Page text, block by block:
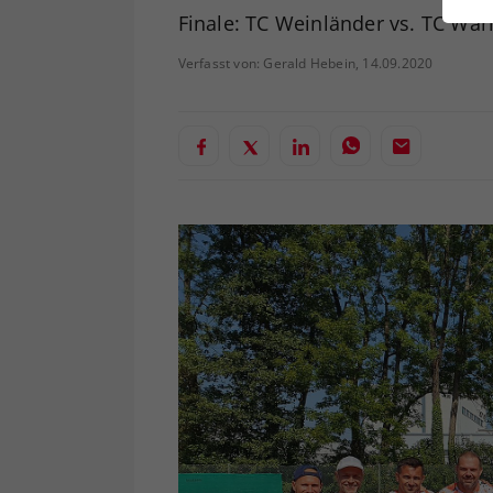
Finale: TC Weinländer vs. TC
Verfasst von: Gerald Hebein, 14.09.2020